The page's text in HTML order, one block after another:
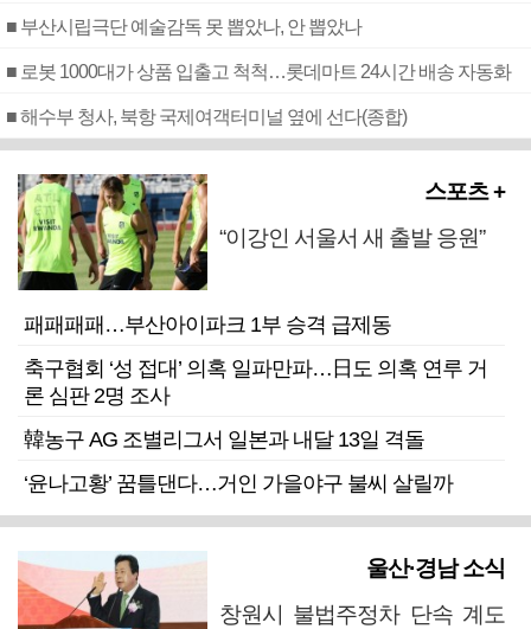
■ 부산시립극단 예술감독 못 뽑았나, 안 뽑았나
■ 로봇 1000대가 상품 입출고 척척…롯데마트 24시간 배송 자동화
■ 해수부 청사, 북항 국제여객터미널 옆에 선다(종합)
스포츠 +
“이강인 서울서 새 출발 응원”
패패패패…부산아이파크 1부 승격 급제동
축구협회 ‘성 접대’ 의혹 일파만파…日도 의혹 연루 거
론 심판 2명 조사
韓농구 AG 조별리그서 일본과 내달 13일 격돌
‘윤나고황’ 꿈틀댄다…거인 가을야구 불씨 살릴까
울산·경남 소식
창원시 불법주정차 단속 계도